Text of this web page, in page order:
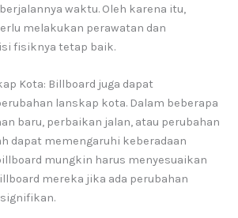
waktu. Oleh karena itu,
melakukan perawatan dan
fisiknya tetap baik.
Kota: Billboard juga dapat
lanskap kota. Dalam beberapa
baru, perbaikan jalan, atau perubahan
dapat memengaruhi keberadaan
mungkin harus menyesuaikan
mereka jika ada perubahan